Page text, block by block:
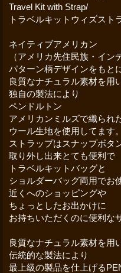
Travel Kit with Strap/
トラベルキットウィズスト
ネイティブアメリカン
（アメリカ先住民族・イン
パターン柄デザインをもと
良質なナチュラル素材を用
独自の製法により
ペンドルトン
アメリカンミルズで織られ
ウール生地を使用してます。
ストラップはスナップボタ
取り外し出来とても便利で
トラベルキットバッグと
ショルダーバッグ両用でお
近くへのショッピングや
ちょっとしたお出かけに
お持ちいただくのに便利な
良質なナチュラル素材を用
伝統的な製法により
最上級の製品を仕上げる